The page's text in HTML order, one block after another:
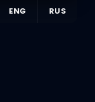
ENG RUS